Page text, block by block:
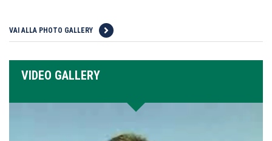
VAI ALLA PHOTO GALLERY
VIDEO GALLERY